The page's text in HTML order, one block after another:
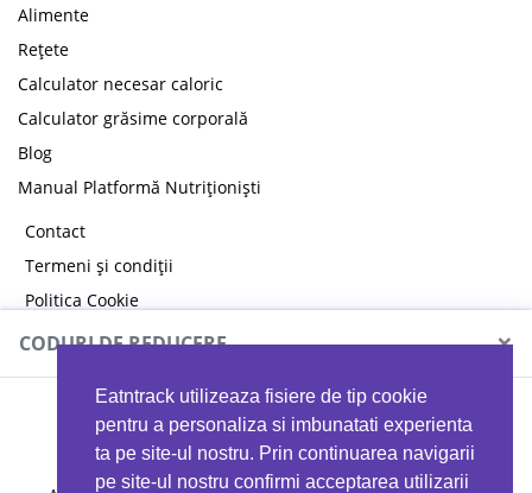
Eatntrack utilizeaza fisiere de tip cookie
pentru a personaliza si imbunatati experienta
ta pe site-ul nostru. Prin continuarea navigarii
pe site-ul nostru confirmi acceptarea utilizarii
Alimente
Rețete
Calculator necesar caloric
Calculator grăsime corporală
Blog
Manual Platformă Nutriționiști
Contact
Termeni și condiții
Politica Cookie
Politica de confidențialitate
CODURI DE REDUCERE ×
MYPROTEIN